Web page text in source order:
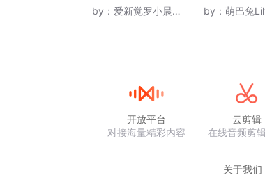
by： 爱新觉罗小晨晨_CC
by： 萌巴兔
开放平台
对接海量精彩内容
云剪辑
在线音频剪
关于我们